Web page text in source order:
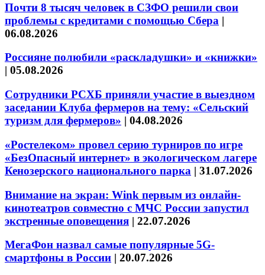
Почти 8 тысяч человек в СЗФО решили свои
проблемы с кредитами с помощью Сбера |
06.08.2026
Россияне полюбили «раскладушки» и «книжки»
| 05.08.2026
Сотрудники РСХБ приняли участие в выездном
заседании Клуба фермеров на тему: «Сельский
туризм для фермеров» | 04.08.2026
«Ростелеком» провел серию турниров по игре
«БезОпасный интернет» в экологическом лагере
Кенозерского национального парка | 31.07.2026
Внимание на экран: Wink первым из онлайн-
кинотеатров совместно с МЧС России запустил
экстренные оповещения | 22.07.2026
МегаФон назвал самые популярные 5G-
смартфоны в России | 20.07.2026